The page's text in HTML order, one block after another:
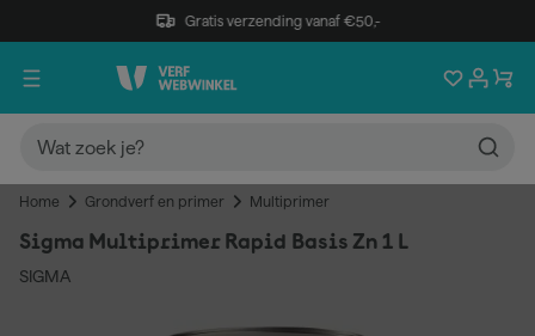
Gratis verzending vanaf €50,-
Home Grondverf en primer Multiprimer
Sigma Multiprimer Rapid Basis Zn 1 L
SIGMA